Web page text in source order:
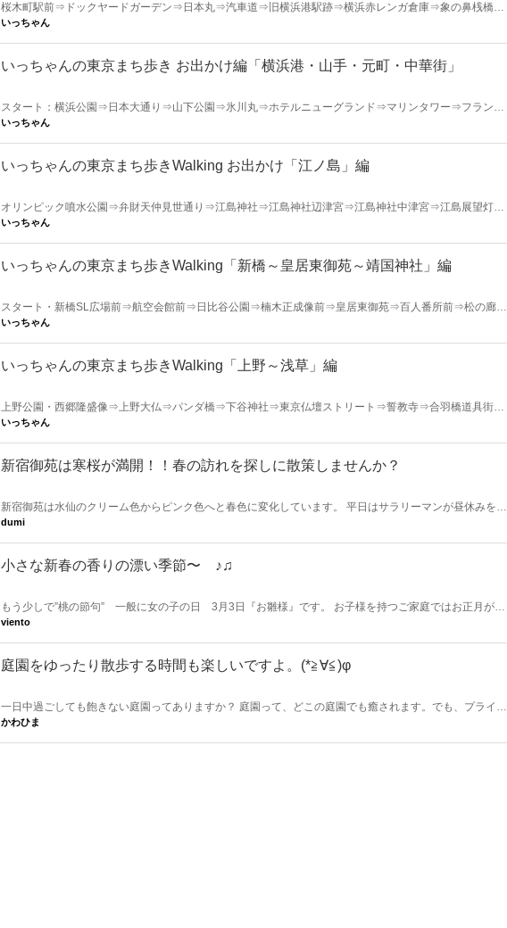
桜木町駅前⇒ドックヤードガーデン⇒日本丸⇒汽車道⇒旧横浜港駅跡⇒横浜赤レンガ倉庫⇒象の鼻桟橋⇒
大桟橋⇒日米和親条約調印の地⇒横浜開港資料館⇒神奈川県庁⇒横浜開港記念館⇒横浜公園噴水前 このコ
い。
いっちゃん
いっちゃんの東京まち歩き お出かけ編「横浜港・山手・元町・中華街」
スタート：横浜公園⇒日本大通り⇒山下公園⇒氷川丸⇒ホテルニューグランド⇒マリンタワー⇒フランス
山⇒港の見える丘公園⇒外人墓地⇒山手西洋館⇒代官坂を下る⇒横浜元町ショッピングストリート⇒横浜
https://walkers-hi.
いっちゃん
いっちゃんの東京まち歩きWalking お出かけ「江ノ島」編
オリンピック噴水公園⇒弁財天仲見世通り⇒江島神社⇒江島神社辺津宮⇒江島神社中津宮⇒江島展望灯台
前⇒山二つ⇒江島神社奥津宮⇒⇒岩屋洞窟前（折返し地点）⇒恋人の丘「龍恋の鐘」⇒児玉神社⇒さざえ
ください
いっちゃん
いっちゃんの東京まち歩きWalking「新橋～皇居東御苑～靖国神社」編
スタート・新橋SL広場前⇒航空会館前⇒日比谷公園⇒楠木正成像前⇒皇居東御苑⇒百人番所前⇒松の廊下
跡⇒江戸城天守台跡⇒吉田茂像前⇒日本武道館前⇒田安門⇒高燈篭（常燈明台）⇒ゴール・靖国神社
いっちゃん
いっちゃんの東京まち歩きWalking「上野～浅草」編
上野公園・西郷隆盛像⇒上野大仏⇒パンダ橋⇒下谷神社⇒東京仏壇ストリート⇒誓教寺⇒合羽橋道具街⇒
かっぱ河太郎像⇒浅草文化観光センター⇒雷門⇒浅草仲見世⇒浅草公会堂⇒浅草寺 このコースをインス
いっちゃん
新宿御苑は寒桜が満開！！春の訪れを探しに散策しませんか？
新宿御苑は水仙のクリーム色からピンク色へと春色に変化しています。 平日はサラリーマンが昼休みを使
って散策している姿も。 周辺のおすすめランチも紹介します。
dumi
小さな新春の香りの漂い季節〜 ♪♫
もう少しで”桃の節句” 一般に女の子の日 3月3日『お雛様』です。 お子様を持つご家庭ではお正月が過
ぎた 今のシーズンお人形を購入されている方が多く購入を悩まれている方が多いです。 旧暦から今年のお
viento
庭園をゆったり散歩する時間も楽しいですよ。(*≧∀≦)φ
一日中過ごしても飽きない庭園ってありますか？ 庭園って、どこの庭園でも癒されます。でも、プライベ
ート空間にできるところがなくて、結果、ゆったりできないと感じてませんか？ そう！周りは無視し
かわひま